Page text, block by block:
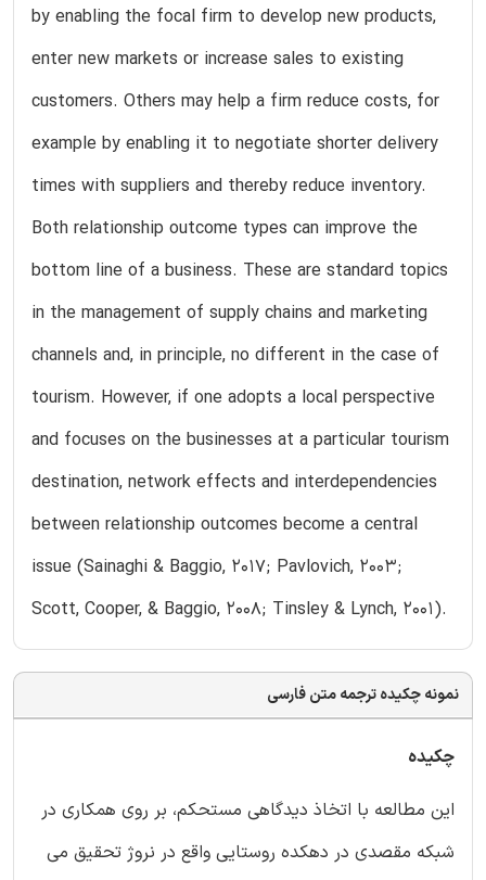
by enabling the focal firm to develop new products,
enter new markets or increase sales to existing
customers. Others may help a firm reduce costs, for
example by enabling it to negotiate shorter delivery
times with suppliers and thereby reduce inventory.
Both relationship outcome types can improve the
bottom line of a business. These are standard topics
in the management of supply chains and marketing
channels and, in principle, no different in the case of
tourism. However, if one adopts a local perspective
and focuses on the businesses at a particular tourism
destination, network effects and interdependencies
between relationship outcomes become a central
issue (Sainaghi & Baggio, 2017; Pavlovich, 2003;
Scott, Cooper, & Baggio, 2008; Tinsley & Lynch, 2001).
نمونه چکیده ترجمه متن فارسی
چکیده
این مطالعه با اتخاذ دیدگاهی مستحکم، بر روی همکاری در
شبکه مقصدی در دهکده روستایی واقع در نروژ تحقیق می